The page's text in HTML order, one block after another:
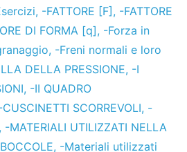
, -FATTORE [F] , -FATTORE
DI FORMA [q], -Forza in
, -Freni normali e loro
DELLA PRESSIONE, -I
, -II QUADRO
CUSCINETTI SCORREVOLI, -
, -MATERIALI UTILIZZATI NELLA
, -Materiali utilizzati